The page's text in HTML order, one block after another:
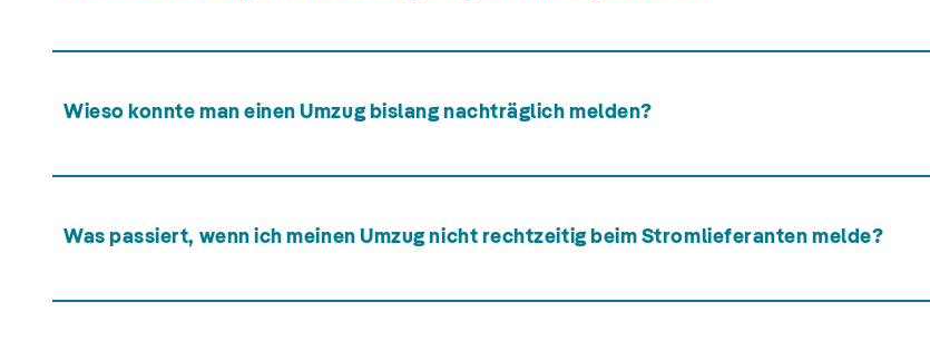
Wieso konnte man einen Umzug bislang nachträglich melden?
Was passiert, wenn ich meinen Umzug nicht rechtzeitig beim Stromlieferanten melde?